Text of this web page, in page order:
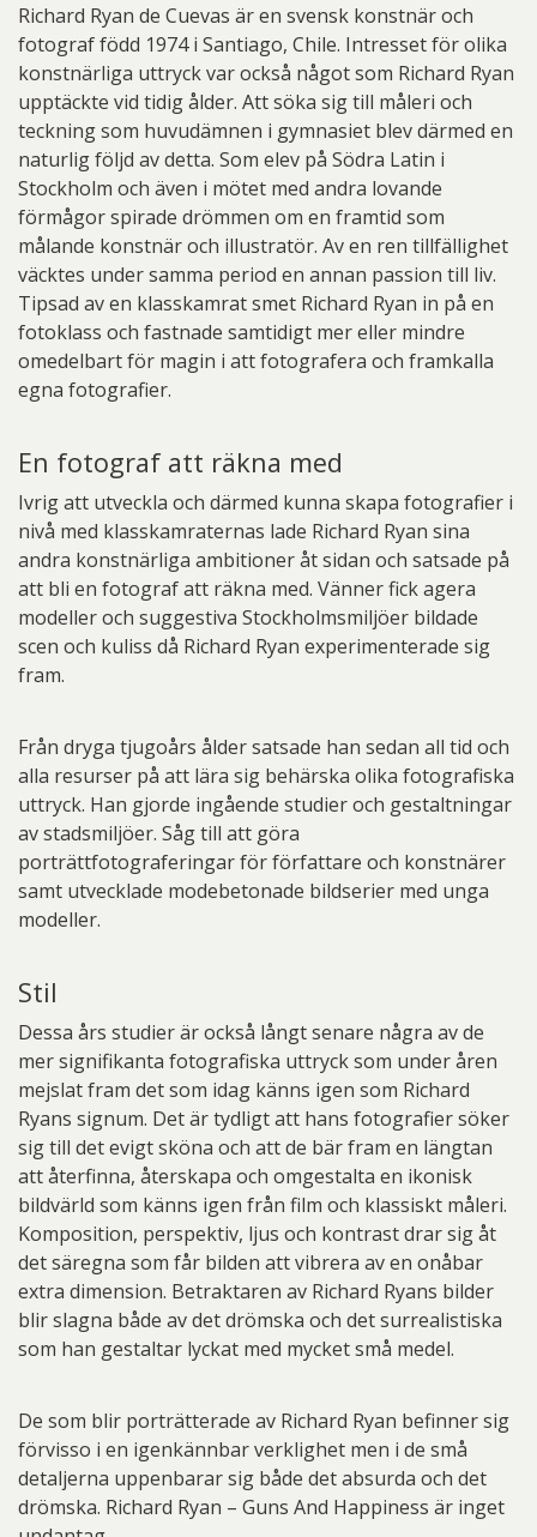
Richard Ryan de Cuevas är en svensk konstnär och
fotograf född 1974 i Santiago, Chile. Intresset för olika
konstnärliga uttryck var också något som Richard Ryan
upptäckte vid tidig ålder. Att söka sig till måleri och
teckning som huvudämnen i gymnasiet blev därmed en
naturlig följd av detta. Som elev på Södra Latin i
Stockholm och även i mötet med andra lovande
förmågor spirade drömmen om en framtid som
målande konstnär och illustratör. Av en ren tillfällighet
väcktes under samma period en annan passion till liv.
Tipsad av en klasskamrat smet Richard Ryan in på en
fotoklass och fastnade samtidigt mer eller mindre
omedelbart för magin i att fotografera och framkalla
egna fotografier.
En fotograf att räkna med
Ivrig att utveckla och därmed kunna skapa fotografier i
nivå med klasskamraternas lade Richard Ryan sina
andra konstnärliga ambitioner åt sidan och satsade på
att bli en fotograf att räkna med. Vänner fick agera
modeller och suggestiva Stockholmsmiljöer bildade
scen och kuliss då Richard Ryan experimenterade sig
fram.
Från dryga tjugoårs ålder satsade han sedan all tid och
alla resurser på att lära sig behärska olika fotografiska
uttryck. Han gjorde ingående studier och gestaltningar
av stadsmiljöer. Såg till att göra
porträttfotograferingar för författare och konstnärer
samt utvecklade modebetonade bildserier med unga
modeller.
Stil
Dessa års studier är också långt senare några av de
mer signifikanta fotografiska uttryck som under åren
mejslat fram det som idag känns igen som Richard
Ryans signum. Det är tydligt att hans fotografier söker
sig till det evigt sköna och att de bär fram en längtan
att återfinna, återskapa och omgestalta en ikonisk
bildvärld som känns igen från film och klassiskt måleri.
Komposition, perspektiv, ljus och kontrast drar sig åt
det säregna som får bilden att vibrera av en onåbar
extra dimension. Betraktaren av Richard Ryans bilder
blir slagna både av det drömska och det surrealistiska
som han gestaltar lyckat med mycket små medel.
De som blir porträtterade av Richard Ryan befinner sig
förvisso i en igenkännbar verklighet men i de små
detaljerna uppenbarar sig både det absurda och det
drömska. Richard Ryan – Guns And Happiness är inget